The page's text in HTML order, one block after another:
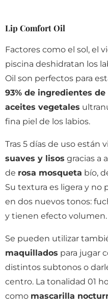
Lip Comfort Oil
Factores como el sol, el
piscina deshidratan los
Oil son perfectos para
93% de ingredientes
aceites vegetales
fina piel de los labios.
Tras 5 días de uso están
suaves y lisos gracias a
de rosa mosqueta bío,
Su textura es ligera y no
en dos nuevos tonos:
y tienen efecto volumen.
Se pueden utilizar
maquillados para jugar
distintos subtonos o
centro. La tonalidad 01
como mascarilla